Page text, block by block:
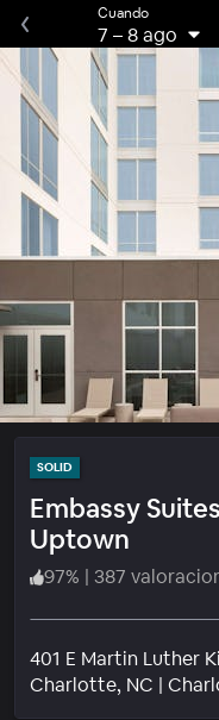
Cuando
7 –8 ago
SOLID
Embassy
Uptown
97% | 387
401 E Martin Luther
Charlotte, NC |